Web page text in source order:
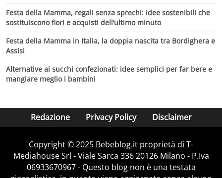
Festa della Mamma, regali senza sprechi: idee sostenibili che
sostituiscono fiori e acquisti dell’ultimo minuto
Festa della Mamma in Italia, la doppia nascita tra Bordighera e
Assisi
Alternative ai succhi confezionati: idee semplici per far bere e
mangiare meglio i bambini
Redazione Privacy Policy Disclaimer
Copyright © 2025 Bebeblog.it proprietà di T-
Mediahouse Srl - Viale Sarca 336 20126 Milano - P.Iva
06933670967 - Questo blog non è una testata